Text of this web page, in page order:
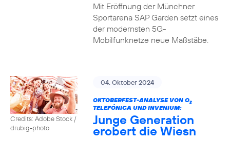
Mit Eröffnung der Münchner
Sportarena SAP Garden setzt eines
der modernsten 5G-
Mobilfunknetze neue Maßstäbe.
Credits: Adobe Stock /
drubig-photo
04. Oktober 2024
OKTOBERFEST-ANALYSE VON O2
TELEFÓNICA UND INVENIUM:
Junge Generation
erobert die Wiesn